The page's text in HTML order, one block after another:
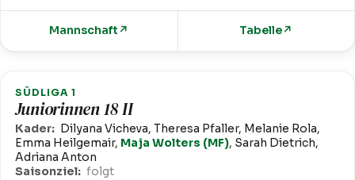
Mannschaft ↗ Tabelle↗
SÜDLIGA 1
Juniorinnen 18 II
Kader: Dilyana Vicheva, Theresa Pfaller, Melanie Rola,
Emma Heilgemair, Maja Wolters (MF), Sarah Dietrich,
Adriana Anton
Saisonziel: folgt